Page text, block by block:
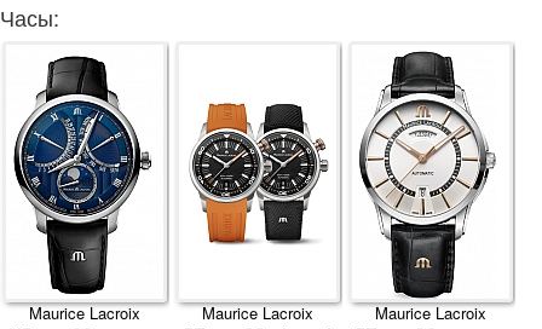
Часы:
Maurice Lacroix
Maurice Lacroix
Maurice Lacroix